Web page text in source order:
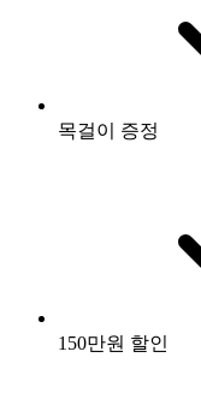
목걸이 증정
150만원 할인